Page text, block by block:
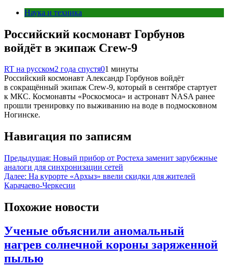
Наука и техника
Российский космонавт Горбунов
войдёт в экипаж Crew-9
RT на русском2 года спустя01 минуты
Российский космонавт Александр Горбунов войдёт
в сокращённый экипаж Crew-9, который в сентябре стартует
к МКС. Космонавты «Роскосмоса» и астронавт NASA ранее
прошли тренировку по выживанию на воде в подмосковном
Ногинске.
Навигация по записям
Предыдущая: Новый прибор от Ростеха заменит зарубежные
аналоги для синхронизации сетей
Далее: На курорте «Архыз» ввели скидки для жителей
Карачаево-Черкесии
Похожие новости
Ученые объяснили аномальный
нагрев солнечной короны заряженной
пылью